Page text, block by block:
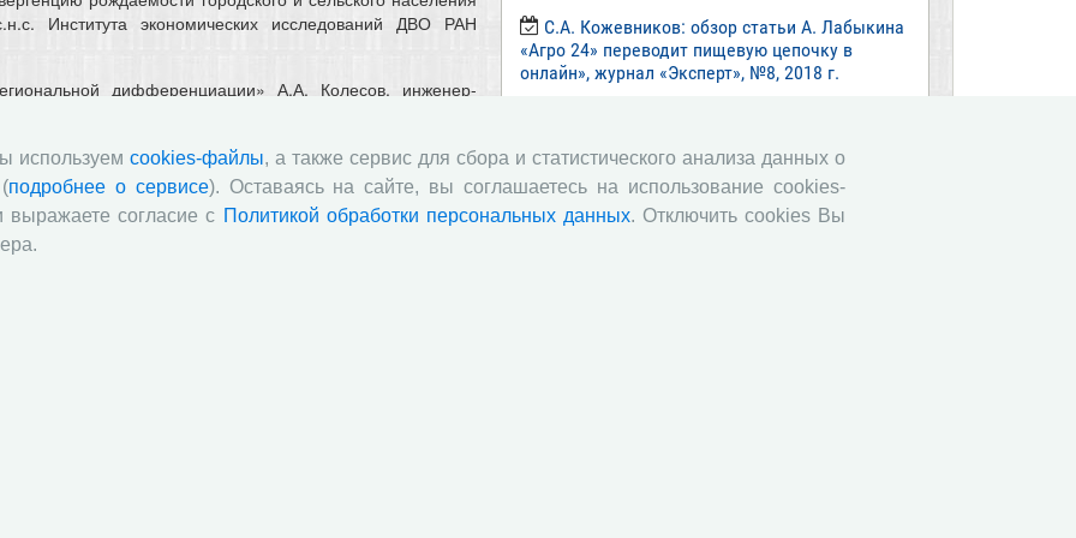
Института экономических исследований ДВО РАН
дифференциации» А.А. Колесов, инженер-
влияния старения населения на динамику
Лин, аспирант МШЭ, МГУ им. М.В. Ломоносова (Москва).
«Мониторинг перемен». В ней отражены результаты
2025 года, касающегося роста доходов населения
территориального развития Е.В. Лукиным и н.с. М.А.
С.А. Кожевников: обзор статьи А. Лабыкина
«Агро 24» переводит пищевую цепочку в
онлайн», журнал «Эксперт», №8, 2018 г.
Все сообщения »
используем cookies-файлы, а также сервис для сбора и статистического анализа данных о
подробнее о сервисе). Оставаясь на сайте, вы соглашаетесь на использование cookies-
выражаете согласие с Политикой обработки персональных данных. Отключить cookies Вы